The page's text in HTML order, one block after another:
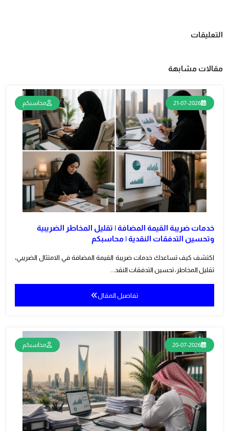
التعليقات
مقالات مشابهة
21-07-2026 محاسبكم
خدمات ضريبة القيمة المضافة | تقليل المخاطر الضريبية
وتحسين التدفقات النقدية | محاسبكم
اكتشف كيف تساعدك خدمات ضريبة القيمة المضافة في الامتثال الضريبي،
تقليل المخاطر، تحسين التدفقات النقد...
تفاصيل المقال
20-07-2026 محاسبكم